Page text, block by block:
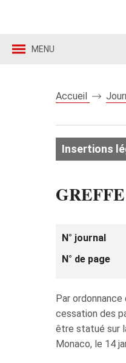
MENU
Accueil
Insertions
N° journal
N° de page
Par
cessation des
être statué sur
Monaco, le 14